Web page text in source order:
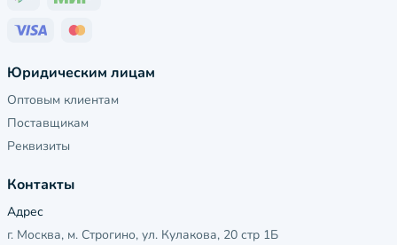
Юридическим лицам
Оптовым клиентам
Поставщикам
Реквизиты
Контакты
Адрес
г. Москва, м. Строгино, ул. Кулакова, 20 стр 1Б